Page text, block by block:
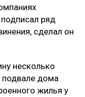
ряд
сделал он
несколько
подвале дома
жилья у